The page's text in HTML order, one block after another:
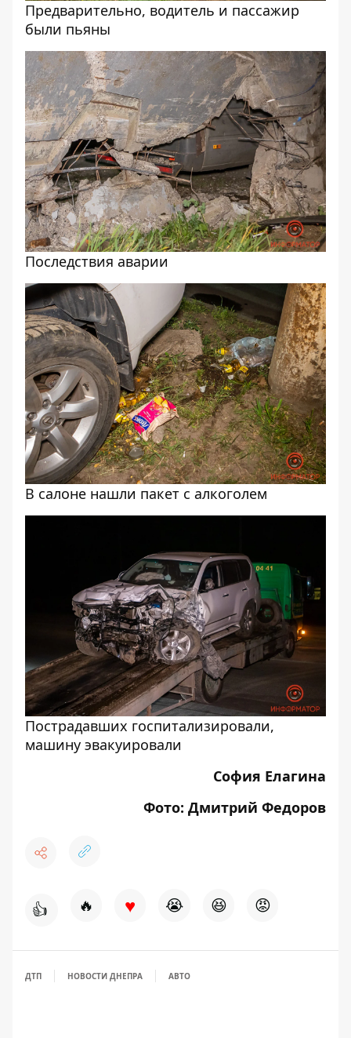
Предварительно, водитель и пассажир
были пьяны
Последствия аварии
В салоне нашли пакет с алкоголем
Пострадавших госпитализировали,
машину эвакуировали
София Елагина
Фото: Дмитрий Федоров
👍 🔥 ♥ 😭 😆 😡
ДТП НОВОСТИ ДНЕПРА АВТО